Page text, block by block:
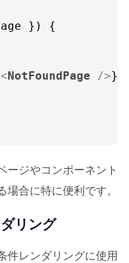
}
<NotFoundPage />
ージやコンポーネント
合に特に便利です。
リング
件レンダリングに使用